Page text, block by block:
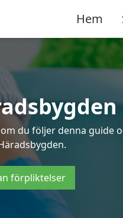
Hem
du följer denna guide
förpliktelser